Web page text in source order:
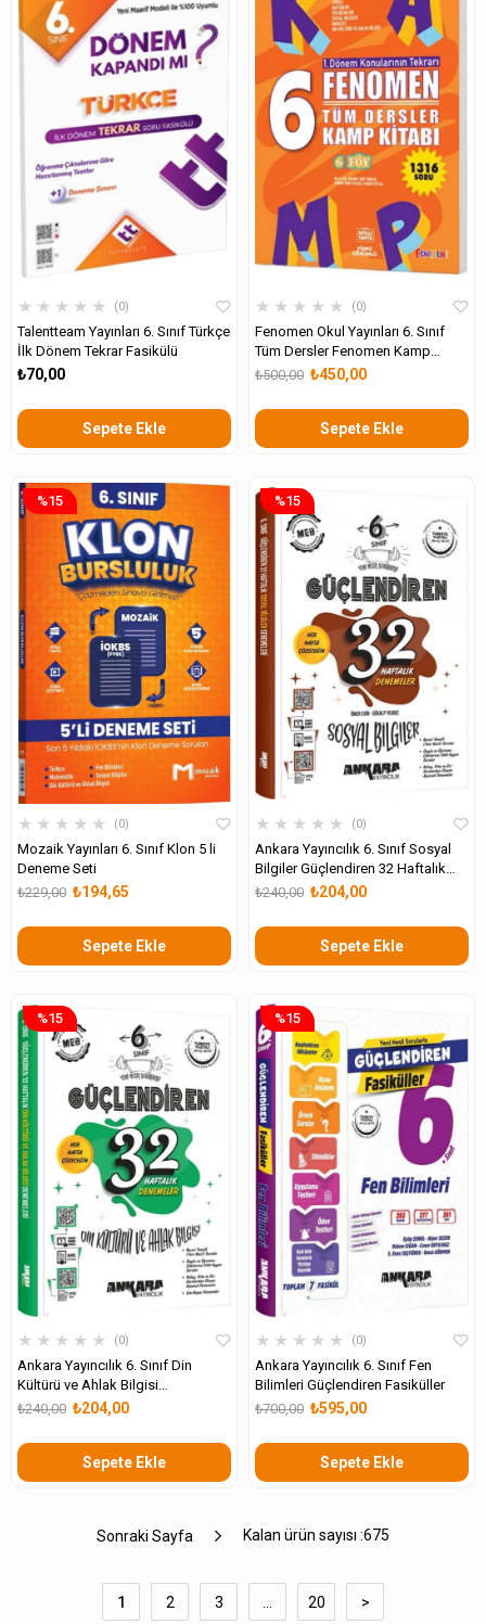
★ ★ ★ ★ ★ 0
Talentteam Yayınları 6. Sınıf Türkçe
İlk Dönem Tekrar Fasikülü
₺70,00
Sepete Ekle
★ ★ ★ ★ ★ 0
Fenomen Okul Yayınları 6. Sınıf
Tüm Dersler Fenomen Kamp
Kitabı
₺450,00
₺500,00
Sepete Ekle
★ ★ ★ ★ ★ 0
Mozaik Yayınları 6. Sınıf Klon 5 li
Deneme Seti
₺194,65
₺229,00
Sepete Ekle
%15
★ ★ ★ ★ ★ 0
Ankara Yayıncılık 6. Sınıf Sosyal
Bilgiler Güçlendiren 32 Haftalık
Kazanım Denemeleri
₺204,00
₺240,00
Sepete Ekle
%15
★ ★ ★ ★ ★ 0
Ankara Yayıncılık 6. Sınıf Din
Kültürü ve Ahlak Bilgisi
Güçlendiren 32 Haftalık Kazanım
₺204,00
₺240,00
Sepete Ekle
%15
★ ★ ★ ★ ★ 0
Ankara Yayıncılık 6. Sınıf Fen
Bilimleri Güçlendiren Fasiküller
₺595,00
₺700,00
Sepete Ekle
%15
Sonraki Sayfa Kalan ürün sayısı :675
1 2 3 20 >